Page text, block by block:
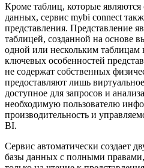
Кроме таблиц, которые
данных, сервис mybi connect
представления. Представление
таблицей, созданной на основе
одной или нескольким
ключевых особенностей
не содержат собственных
предоставляют лишь
доступное для запросов и
необходимую пользователю
производительность и
BI.
Сервис автоматически создает
базы данных с полными правами,